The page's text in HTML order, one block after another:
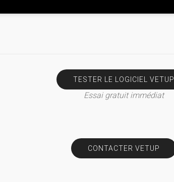
TESTER LE LOGICIEL VETUP
Essai gratuit immédiat
CONTACTER VETUP